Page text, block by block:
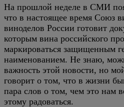
На прошлой неделе в СМИ
что в настоящее время Союз
виноделов России готовит
которым вина российского
маркироваться защищенным
наименованием. Не знаю,
важность этой новости, но
говорит о том, что в жизни
пара слов о том, чем это нам
этому радоваться.